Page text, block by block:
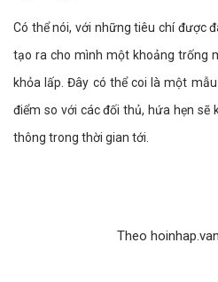
Có thể nói, với những tiêu chí được
tạo ra cho mình một khoảng trống
khỏa lấp. Đây có thể coi là một
điểm so với các đối thủ, hứa hẹn sẽ
thông trong thời gian tới.
Theo